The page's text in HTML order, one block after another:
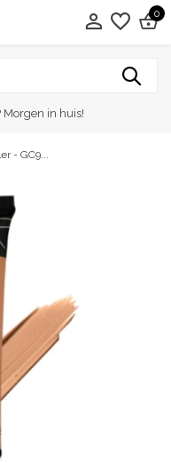
0
in huis!
- GC9...